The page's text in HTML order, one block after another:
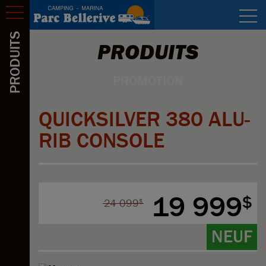
PRODUITS
Réservation
Tarifs
Plan
Emploi
PRODUITS
QUICKSILVER 380 ALU-
RIB CONSOLE
19 999$
24 099$
NEUF